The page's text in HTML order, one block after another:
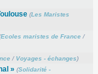
(Les Maristes
Ecoles maristes de France/
/ Voyages - échanges)
» (Solidarité -